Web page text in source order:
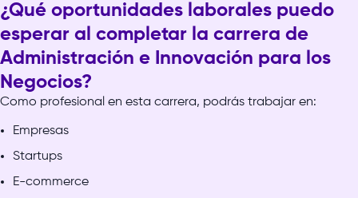
¿Qué oportunidades laborales puedo
esperar al completar la carrera de
Administración e Innovación para los
Negocios?
Como profesional en esta carrera, podrás trabajar en:
Empresas
Startups
E-commerce